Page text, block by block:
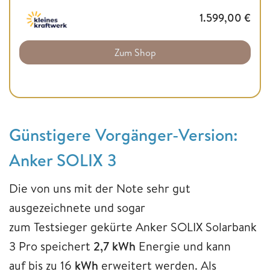
1.599,00 €
Zum Shop
Günstigere Vorgänger-Version:
Anker SOLIX 3
Die von uns mit der Note sehr gut
ausgezeichnete und sogar
zum Testsieger gekürte Anker SOLIX Solarbank
3 Pro speichert 2,7 kWh Energie und kann
auf bis zu 16 kWh erweitert werden. Als